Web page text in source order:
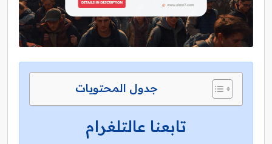
جدول المحتويات
تابعنا عالتلغرام